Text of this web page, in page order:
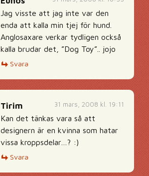
Jag visste att jag inte var den
enda att kalla min tjej för hund.
Anglosaxare verkar tydligen också
kalla brudar det, ”Dog Toy”.. jojo
Svara
31 mars, 2008 kl. 19:11
Tirim
Kan det tänkas vara så att
designern är en kvinna som hatar
vissa kroppsdelar…? :)
Svara